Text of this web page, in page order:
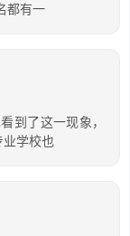
都有一
到了这一现象，
业学校也